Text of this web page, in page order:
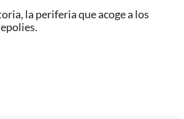
la periferia que acoge a los